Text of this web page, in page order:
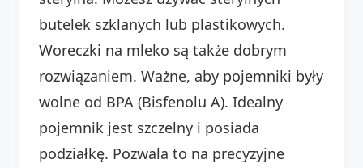
butelek szklanych lub plastikowych.
Woreczki na mleko są także dobrym
rozwiązaniem. Ważne, aby pojemniki były
wolne od BPA (Bisfenolu A). Idealny
pojemnik jest szczelny i posiada
podziałkę. Pozwala to na precyzyjne